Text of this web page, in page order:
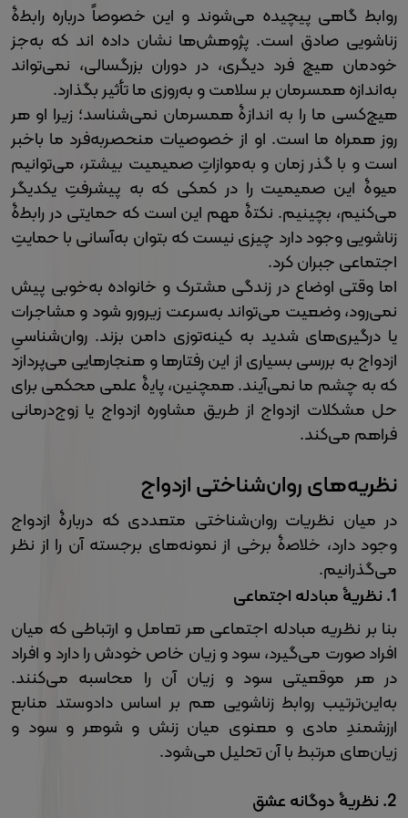
روابط گاهی پیچیده می‌شوند و این خصوصاً درباره رابطۀ
زناشویی صادق است. پژوهش‌ها نشان داده اند که به‌جز
خودمان هیچ فرد دیگری، در دوران بزرگسالی، نمی‌تواند
به‌اندازه همسرمان بر سلامت و به‌روزی ما تأثیر بگذارد.
هیچ‌کسی ما را به اندازۀ همسرمان نمی‌شناسد؛ زیرا او هر
روز همراه ما است. او از خصوصیات منحصربه‌فرد ما باخبر
است و با گذر زمان و به‌موازاتِ صمیمیت بیشتر، می‌توانیم
میوۀ این صمیمیت را در کمکی که به پیشرفتِ یکدیگر
می‌کنیم، بچینیم. نکتۀ مهم این است که حمایتی در رابطۀ
زناشویی وجود دارد چیزی نیست که بتوان به‌آسانی با حمایتِ
اجتماعی جبران کرد.
اما وقتی اوضاع در زندگی مشترک و خانواده به‌خوبی پیش
نمی‌رود، وضعیت می‌تواند به‌سرعت زیرورو شود و مشاجرات
یا درگیری‌های شدید به کینه‌توزی دامن بزند. روان‌شناسیِ
ازدواج به بررسی بسیاری از این رفتارها و هنجارهایی می‌پردازد
که به چشم ما نمی‌آیند. همچنین، پایۀ علمی محکمی برای
حل مشکلات ازدواج از طریق مشاوره ازدواج یا زوج‌درمانی
فراهم می‌کند.
نظریه‌های روان‌شناختی ازدواج
در میان نظریات روان‌شناختی متعددی که دربارۀ ازدواج
وجود دارد، خلاصۀ برخی از نمونه‌های برجسته آن را از نظر
می‌گذرانیم.
1. نظریۀ مبادله اجتماعی
بنا بر نظریه مبادله اجتماعی هر تعامل و ارتباطی که میان
افراد صورت می‌گیرد، سود و زیان خاص خودش را دارد و افراد
در هر موقعیتی سود و زیان آن را محاسبه می‌کنند.
به‌این‌ترتیب روابط زناشویی هم بر اساس دادوستد منابع
ارزشمندِ مادی و معنوی میان زنش و شوهر و سود و
زیان‌های مرتبط با آن‌ تحلیل می‌شود.
2. نظریۀ دوگانه عشق